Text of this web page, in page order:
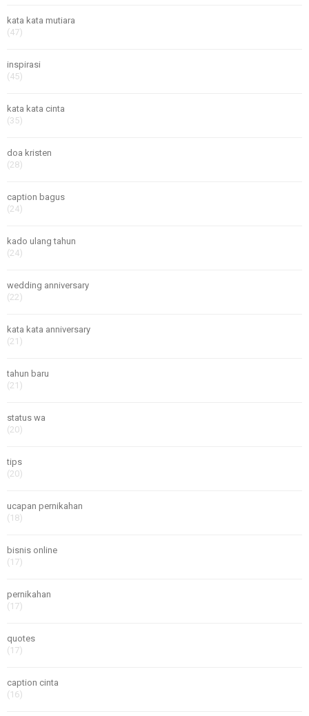
kata kata mutiara
(47)
inspirasi
(45)
kata kata cinta
(35)
doa kristen
(28)
caption bagus
(24)
kado ulang tahun
(24)
wedding anniversary
(22)
kata kata anniversary
(21)
tahun baru
(21)
status wa
(20)
tips
(20)
ucapan pernikahan
(18)
bisnis online
(17)
pernikahan
(17)
quotes
(17)
caption cinta
(16)